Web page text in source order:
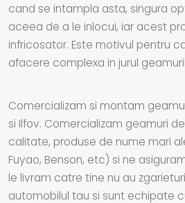
cand se intampla asta, singura
aceea de a le inlocui, iar acest
infricosator. Este motivul pentru
afacere complexa in jurul
Comercializam si montam
si Ilfov. Comercializam geamuri
calitate, produse de nume mari
Fuyao, Benson, etc) si ne
le livram catre tine nu au
automobilul tau si sunt echipate